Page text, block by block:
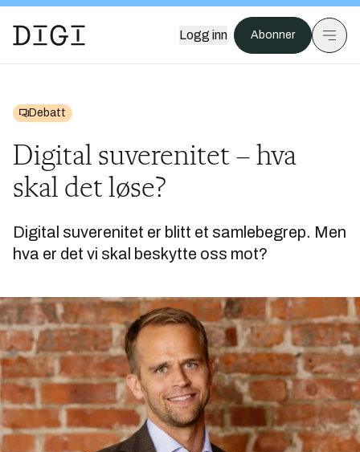
Logg inn Abonner
Debatt
Digital suverenitet – hva
skal det løse?
Digital suverenitet er blitt et samlebegrep. Men
hva er det vi skal beskytte oss mot?